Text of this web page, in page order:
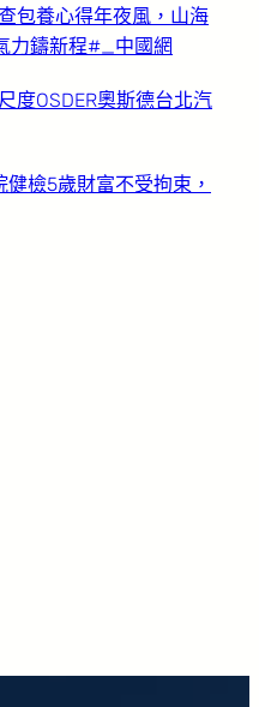
包養心得年夜風，山海
力鑄新程#_中國網
度OSDER奧斯德台北汽
檢5歲財富不受拘束，